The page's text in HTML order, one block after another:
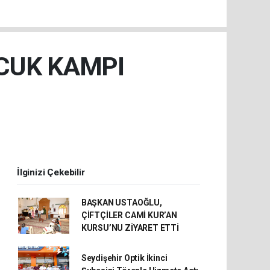
KAMPI
İlginizi Çekebilir
BAŞKAN USTAOĞLU,
ÇİFTÇİLER CAMİ KUR’AN
KURSU’NU ZİYARET ETTİ
Seydişehir Optik İkinci